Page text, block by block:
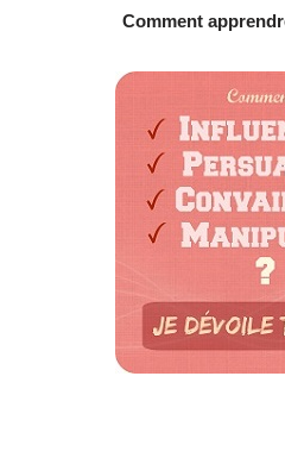
Comment